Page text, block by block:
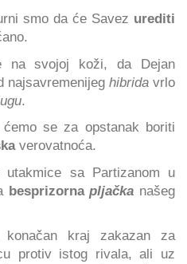
smo da će Savez urediti
na svojoj koži, da Dejan
najsavremenijeg hibridavrlo
.
se za opstanak boriti
verovatnoća.
sa Partizanom u
besprizornapljačka našeg
kraj zakazan za
protiv istog rivala, ali uz